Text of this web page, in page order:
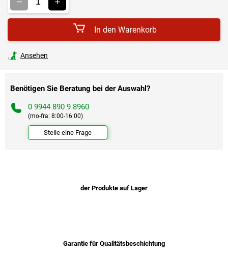
In den Warenkorb
Ansehen
Benötigen Sie Beratung bei der Auswahl?
0 9944 890 9 8960
(mo-fra: 8:00-16:00)
Stelle eine Frage
der Produkte auf Lager
Garantie für Qualitätsbeschichtung